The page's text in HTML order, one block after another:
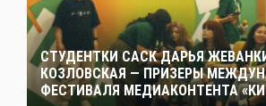
СТУДЕНТКИ САСК ДАРЬЯ
КОЗЛОВСКАЯ — ПРИЗЕРЫ
ФЕСТИВАЛЯ МЕДИАКОНТЕНТА